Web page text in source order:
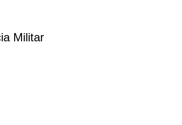
Militar